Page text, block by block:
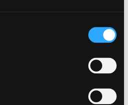
#9
fodboldstøvler på først inden vi fejrer